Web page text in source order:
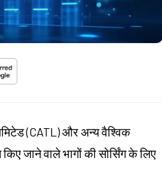
(CATL) और अन्य वैश्विक
जाने वाले भागों की सोर्सिंग के लिए